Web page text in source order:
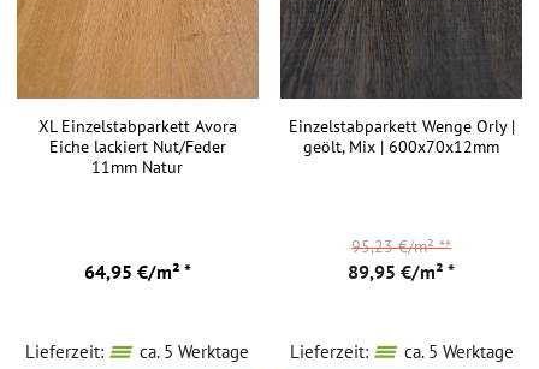
XL Einzelstabparkett Avora
Eiche lackiert Nut/Feder
11mm Natur
64,95 €/m² *
Lieferzeit:
ca. 5 Werktage
Einzelstabparkett Wenge Orly |
geölt, Mix | 600x70x12mm
89,95 €/m² *
95,23 €/m²**
Lieferzeit:
ca. 5 Werktage